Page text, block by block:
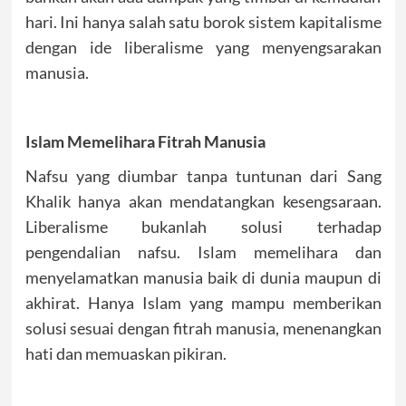
hari. Ini hanya salah satu borok sistem kapitalisme
dengan ide liberalisme yang menyengsarakan
manusia.
Islam Memelihara Fitrah Manusia
Nafsu yang diumbar tanpa tuntunan dari Sang
Khalik hanya akan mendatangkan kesengsaraan.
Liberalisme bukanlah solusi terhadap
pengendalian nafsu. Islam memelihara dan
menyelamatkan manusia baik di dunia maupun di
akhirat. Hanya Islam yang mampu memberikan
solusi sesuai dengan fitrah manusia, menenangkan
hati dan memuaskan pikiran.